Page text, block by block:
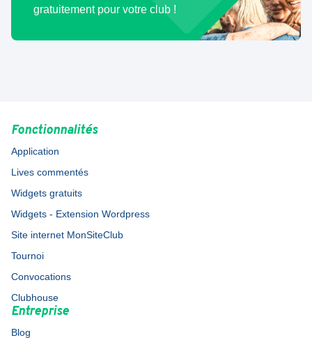
gratuitement pour votre club !
Fonctionnalités
Application
Lives commentés
Widgets gratuits
Widgets - Extension Wordpress
Site internet MonSiteClub
Tournoi
Convocations
Clubhouse
Entreprise
Blog